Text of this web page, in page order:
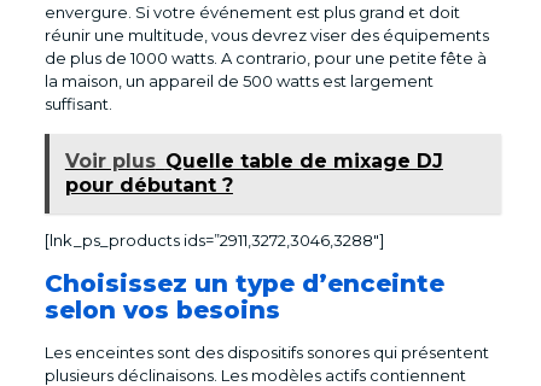
envergure. Si votre événement est plus grand et doit
réunir une multitude, vous devrez viser des équipements
de plus de 1000 watts. A contrario, pour une petite fête à
la maison, un appareil de 500 watts est largement
suffisant.
Voir plus Quelle table de mixage DJ
pour débutant ?
[lnk_ps_products ids=”2911,3272,3046,3288″]
Choisissez un type d’enceinte
selon vos besoins
Les enceintes sont des dispositifs sonores qui présentent
plusieurs déclinaisons. Les modèles actifs contiennent